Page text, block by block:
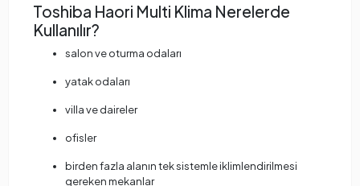
Toshiba Haori Multi Klima Nerelerde
Kullanılır?
salon ve oturma odaları
yatak odaları
villa ve daireler
ofisler
birden fazla alanın tek sistemle iklimlendirilmesi
gereken mekanlar